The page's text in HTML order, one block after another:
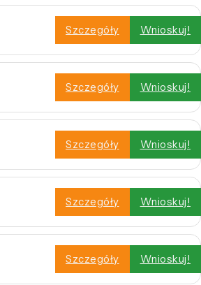
Szczegóły Wnioskuj!
Szczegóły Wnioskuj!
Szczegóły Wnioskuj!
Szczegóły Wnioskuj!
Szczegóły Wnioskuj!